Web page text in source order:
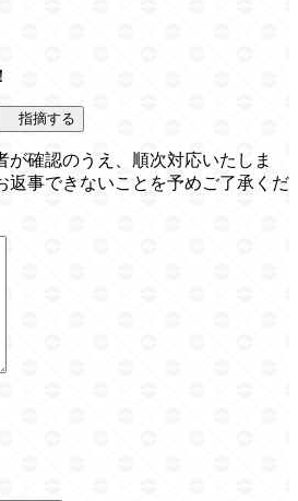
指摘する
が確認のうえ、順次対応いたしま
返事できないことを予めご了承くだ